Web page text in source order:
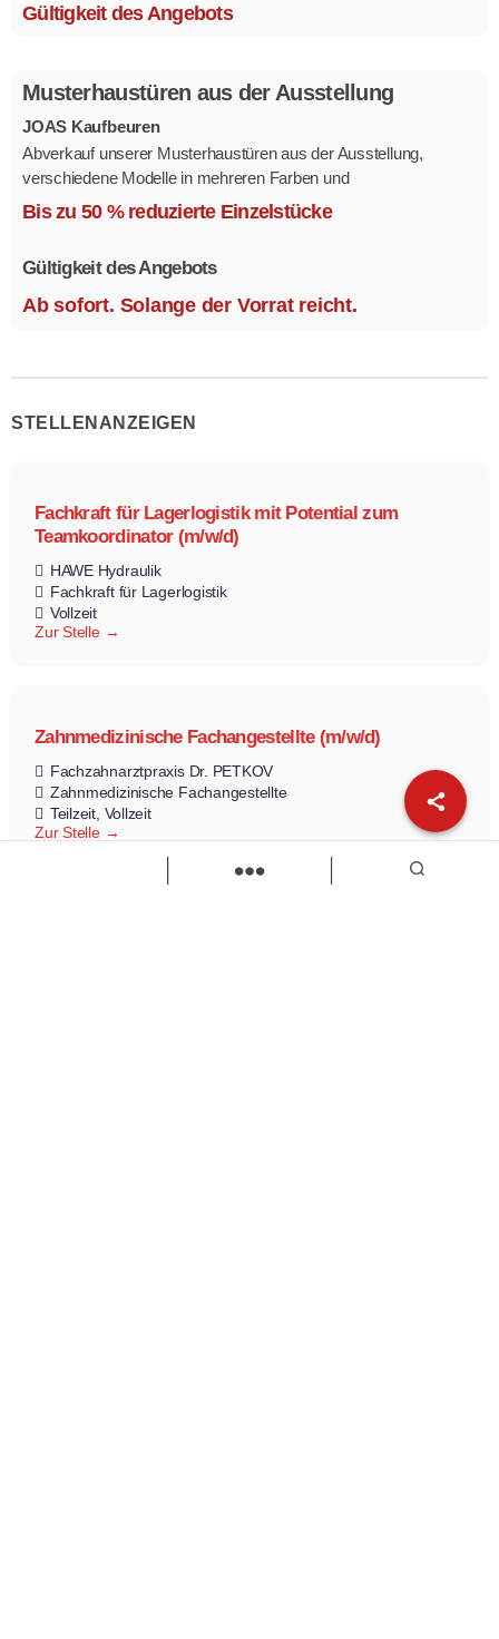
Gültigkeit des Angebots
Musterhaustüren aus der Ausstellung
JOAS Kaufbeuren
Abverkauf unserer Musterhaustüren aus der Ausstellung,
verschiedene Modelle in mehreren Farben und
Ausstattungsvarianten.
Bis zu 50 % reduzierte Einzelstücke
Gültigkeit des Angebots
Ab sofort. Solange der Vorrat reicht.
STELLENANZEIGEN
Fachkraft für Lagerlogistik mit Potential zum
Teamkoordinator (m/w/d)
HAWE Hydraulik
Fachkraft für Lagerlogistik
Vollzeit
Zur Stelle
Zahnmedizinische Fachangestellte (m/w/d)
Fachzahnarztpraxis Dr. PETKOV
Zahnmedizinische Fachangestellte
Teilzeit Vollzeit
Zur Stelle